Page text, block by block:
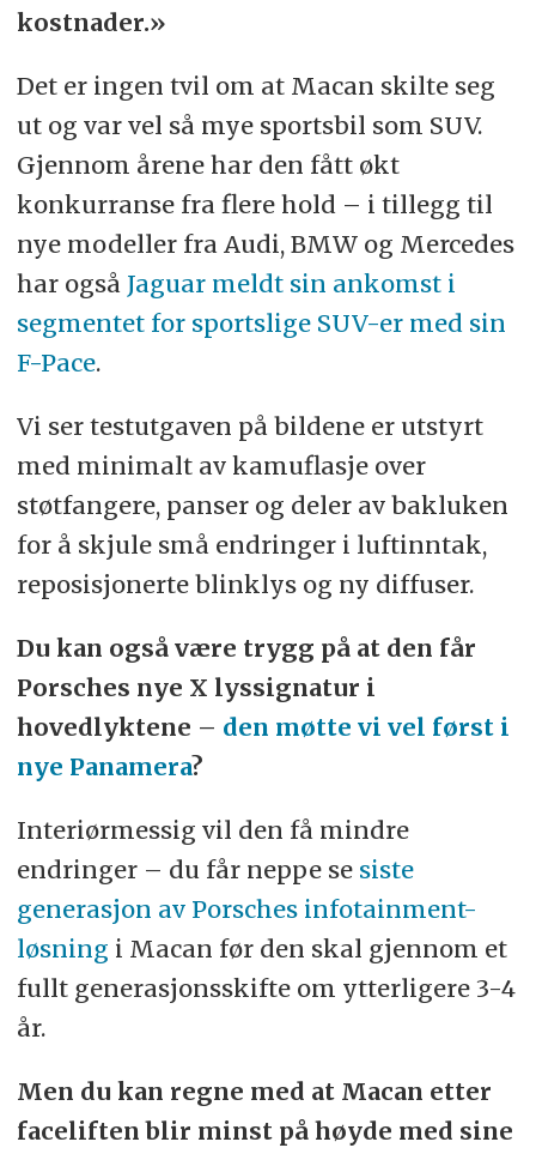
kostnader.»
Det er ingen tvil om at Macan skilte seg
ut og var vel så mye sportsbil som SUV.
Gjennom årene har den fått økt
konkurranse fra flere hold – i tillegg til
nye modeller fra Audi, BMW og Mercedes
har også Jaguar meldt sin ankomst i
segmentet for sportslige SUV-er med sin
F-Pace.
Vi ser testutgaven på bildene er utstyrt
med minimalt av kamuflasje over
støtfangere, panser og deler av bakluken
for å skjule små endringer i luftinntak,
reposisjonerte blinklys og ny diffuser.
Du kan også være trygg på at den får
Porsches nye X lyssignatur i
hovedlyktene – den møtte vi vel først i
nye Panamera?
Interiørmessig vil den få mindre
endringer – du får neppe se siste
generasjon av Porsches infotainment-
løsning i Macan før den skal gjennom et
fullt generasjonsskifte om ytterligere 3-4
år.
Men du kan regne med at Macan etter
faceliften blir minst på høyde med sine